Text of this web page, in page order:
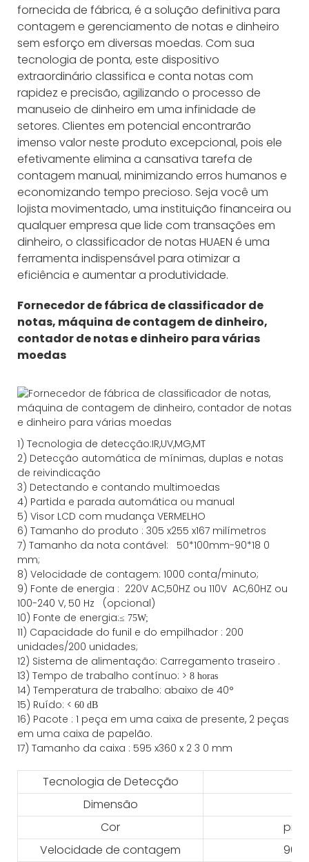
fornecida de fábrica, é a solução definitiva para
contagem e gerenciamento de notas e dinheiro
sem esforço em diversas moedas. Com sua
tecnologia de ponta, este dispositivo
extraordinário classifica e conta notas com
rapidez e precisão, agilizando o processo de
manuseio de dinheiro em uma infinidade de
setores. Clientes em potencial encontrarão
imenso valor neste produto excepcional, pois ele
efetivamente elimina a cansativa tarefa de
contagem manual, minimizando erros humanos e
economizando tempo precioso. Seja você um
lojista movimentado, uma instituição financeira ou
qualquer empresa que lide com transações em
dinheiro, o classificador de notas HUAEN é uma
ferramenta indispensável para otimizar a
eficiência e aumentar a produtividade.
Fornecedor de fábrica de classificador de
notas, máquina de contagem de dinheiro,
contador de notas e dinheiro para várias
moedas
1) Tecnologia de detecção:IR,UV,MG,MT
2) Detecção automática de mínimas, duplas e notas
de reivindicação
3) Detectando e contando multimoedas
4) Partida e parada automática ou manual
5) Visor LCD com mudança VERMELHO
6) Tamanho do produto : 305 x255 x167 milímetros
7) Tamanho da nota contável: 50*100mm-90*18 0
mm;
8) Velocidade de contagem: 1000 conta/minuto;
9) Fonte de energia : 220V AC,50HZ ou 110V AC,60HZ ou
100-240 V, 50 Hz
(opcional)
10) Fonte de energia:≤ 75W;
11) Capacidade do funil e do empilhador : 200
unidades/200 unidades;
12) Sistema de alimentação: Carregamento traseiro .
13) Tempo de trabalho contínuo: > 8 horas
14) Temperatura de trabalho: abaixo de 40°
15) Ruído: < 60 dB
16) Pacote : 1 peça em uma caixa de presente, 2 peças
em uma caixa de papelão.
17) Tamanho da caixa : 595 x360 x 2 3 0 mm
Tecnologia de Detecção
Dimensão
Cor
Velocidade de contagem
900